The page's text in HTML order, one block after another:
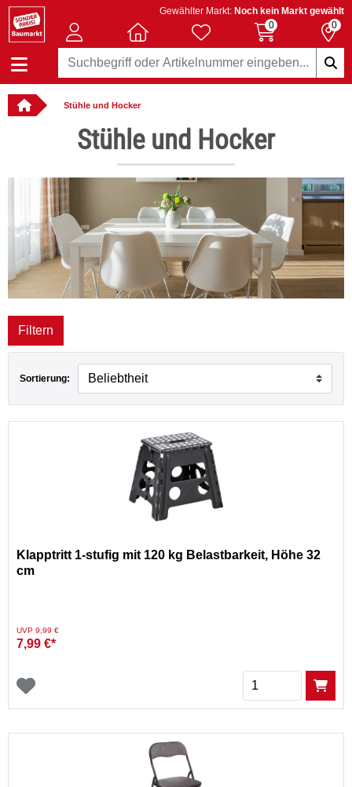
Gewählter Markt: Noch kein Markt gewählt
0
0
Stühle und Hocker
online bestellbar
Stühle und Hocker
Filtern
Sortierung:
Klapptritt 1-stufig mit 120 kg Belastbarkeit, Höhe 32
cm
Preis reduziert von
UVP 9,99 €auf
7,99 €*
Menge